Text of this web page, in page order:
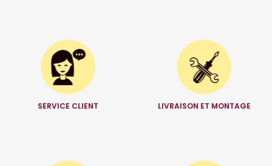
SERVICE CLIENT LIVRAISON ET MONTAGE